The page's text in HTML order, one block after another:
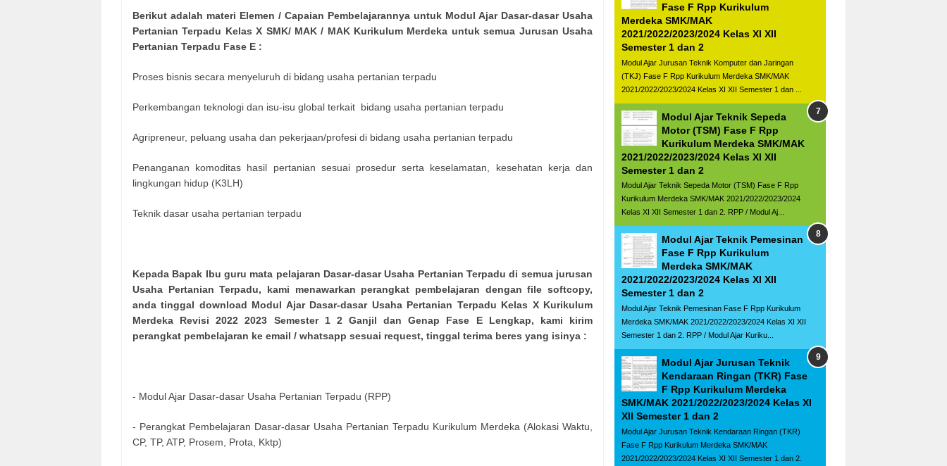
Berikut adalah materi Elemen / Capaian Pembelajarannya untuk Modul Ajar Dasar-dasar Usaha
Pertanian Terpadu Kelas X SMK/ MAK / MAK Kurikulum Merdeka untuk semua Jurusan Usaha
Pertanian Terpadu Fase E :
Proses bisnis secara menyeluruh di bidang usaha pertanian terpadu
Perkembangan teknologi dan isu-isu global terkait bidang usaha pertanian terpadu
Agripreneur, peluang usaha dan pekerjaan/profesi di bidang usaha pertanian terpadu
Penanganan komoditas hasil pertanian sesuai prosedur serta keselamatan, kesehatan kerja dan
lingkungan hidup (K3LH)
Teknik dasar usaha pertanian terpadu
Kepada Bapak Ibu guru mata pelajaran Dasar-dasar Usaha Pertanian Terpadu di semua jurusan
Usaha Pertanian Terpadu, kami menawarkan perangkat pembelajaran dengan file softcopy,
anda tinggal download Modul Ajar Dasar-dasar Usaha Pertanian Terpadu Kelas X Kurikulum
Merdeka Revisi 2022 2023 Semester 1 2 Ganjil dan Genap Fase E Lengkap, kami kirim
perangkat pembelajaran ke email / whatsapp sesuai request, tinggal terima beres yang isinya :
- Modul Ajar Dasar-dasar Usaha Pertanian Terpadu (RPP)
- Perangkat Pembelajaran Dasar-dasar Usaha Pertanian Terpadu Kurikulum Merdeka (Alokasi Waktu,
CP, TP, ATP, Prosem, Prota, Kktp)
Fase F Rpp Kurikulum
Merdeka SMK/MAK
2021/2022/2023/2024 Kelas XI XII
Semester 1 dan 2
Modul Ajar Jurusan Teknik Komputer dan Jaringan
(TKJ) Fase F Rpp Kurikulum Merdeka SMK/MAK
2021/2022/2023/2024 Kelas XI XII Semester 1 dan ...
Modul Ajar Teknik Sepeda
Motor (TSM) Fase F Rpp
Kurikulum Merdeka SMK/MAK
2021/2022/2023/2024 Kelas XI XII
Semester 1 dan 2
Modul Ajar Teknik Sepeda Motor (TSM) Fase F Rpp
Kurikulum Merdeka SMK/MAK 2021/2022/2023/2024
Kelas XI XII Semester 1 dan 2. RPP / Modul Aj...
Modul Ajar Teknik Pemesinan
Fase F Rpp Kurikulum
Merdeka SMK/MAK
2021/2022/2023/2024 Kelas XI XII
Semester 1 dan 2
Modul Ajar Teknik Pemesinan Fase F Rpp Kurikulum
Merdeka SMK/MAK 2021/2022/2023/2024 Kelas XI XII
Semester 1 dan 2. RPP / Modul Ajar Kuriku...
Modul Ajar Jurusan Teknik
Kendaraan Ringan (TKR) Fase
F Rpp Kurikulum Merdeka
SMK/MAK 2021/2022/2023/2024 Kelas XI
XII Semester 1 dan 2
Modul Ajar Jurusan Teknik Kendaraan Ringan (TKR)
Fase F Rpp Kurikulum Merdeka SMK/MAK
2021/2022/2023/2024 Kelas XI XII Semester 1 dan 2.